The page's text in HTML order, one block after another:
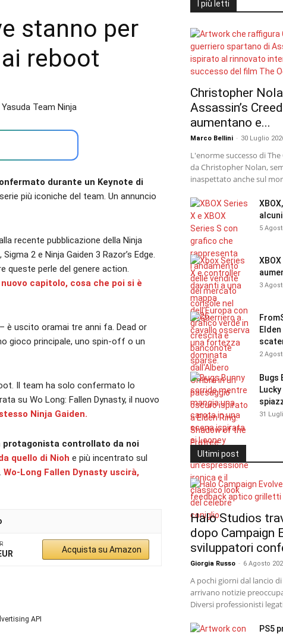
stanno per
reboot
durante un Keynote di
più iconiche del team. Un annuncio
recente pubblicazione della Ninja
2 e Ninja Gaiden 3 Razor’s Edge.
queste perle del genere action.
capitolo, cosa che poi si è
è uscito oramai tre anni fa. Dead or
gioco principale, uno spin-off o un
Il team ha solo confermato lo
su Wo Long: Fallen Dynasty, il nuovo
Ninja Gaiden.
protagonista controllato da noi
quello di Nioh e più incentrato sul
Wo-Long Fallen Dynasty uscirà,
Acquista su Amazon
API
I più letti
Christopher
Assassin’s
aumentano e...
Marco Bellini - 30 Luglio
L'enorme successo di
da Christopher Nolan,
inaspettato anche sul
5
3
2
Bugs
31
Ultimi post
Halo Studios
dopo Campaign
sviluppatori
Giorgia Russo - 6 Agosto
A pochi giorni dal lancio
arrivano notizie
Diversi professionisti
PS5